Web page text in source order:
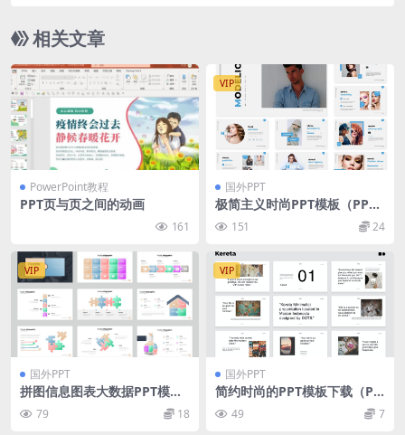
相关文章
PowerPoint教程
PPT页与页之间的动画
161
VIP
国外PPT
极简主义时尚PPT模板（PPT
X）151 24
VIP
国外PPT
拼图信息图表大数据PPT模板
下载
79 18
VIP
国外PPT
简约时尚的PPT模板下载（PP
TX）
49 7